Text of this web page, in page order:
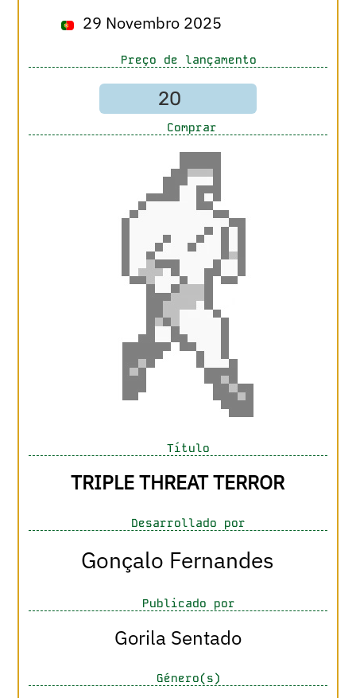
29 Novembro 2025
Preço de lançamento
20
Comprar
Título
TRIPLE THREAT TERROR
Desarrollado por
Gonçalo Fernandes
Publicado por
Gorila Sentado
Género(s)